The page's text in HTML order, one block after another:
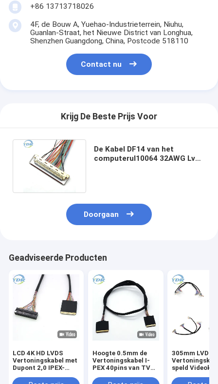
+86 13713718026
4F, de Bouw A, Yuehao-Industrieterrein, Niuhu,
Guanlan-Straat, het Nieuwe District van Longhua,
Shenzhen Guangdong, China, Postcode 518110
Contact nu
Krijg De Beste Prijs Voor
De Kabel DF14 van het
computerul10064 32AWG Lvds
Doorgaan
Geadviseerde Producten
LCD 4K HD LVDS
Vertoningskabel met
Dupont 2,0 IPEX-
Hoogte 0.5mm de
Vertoningskabel I-
PEX 40pins van TV
30pins
305mm LVDS
speld